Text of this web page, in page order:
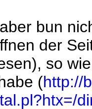
bun
der
so
(http://